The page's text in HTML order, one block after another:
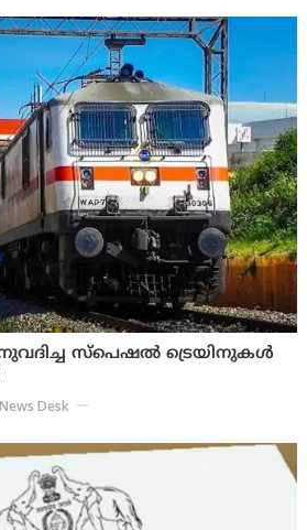
സ്‌പെഷല്‍ ട്രെയിനുകള്‍
News Desk